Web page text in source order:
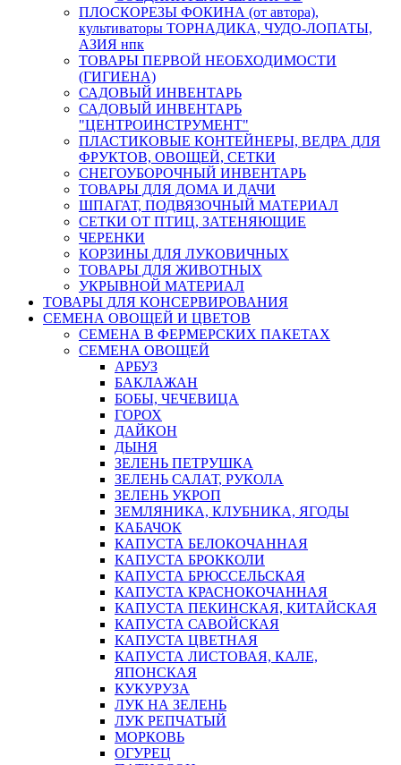
ПЛОСКОРЕЗЫ ФОКИНА (от автора),
культиваторы ТОРНАДИКА, ЧУДО-ЛОПАТЫ,
АЗИЯ нпк
ТОВАРЫ ПЕРВОЙ НЕОБХОДИМОСТИ
(ГИГИЕНА)
САДОВЫЙ ИНВЕНТАРЬ
САДОВЫЙ ИНВЕНТАРЬ
"ЦЕНТРОИНСТРУМЕНТ"
ПЛАСТИКОВЫЕ КОНТЕЙНЕРЫ, ВЕДРА ДЛЯ
ФРУКТОВ, ОВОЩЕЙ, СЕТКИ
СНЕГОУБОРОЧНЫЙ ИНВЕНТАРЬ
ТОВАРЫ ДЛЯ ДОМА И ДАЧИ
ШПАГАТ, ПОДВЯЗОЧНЫЙ МАТЕРИАЛ
СЕТКИ ОТ ПТИЦ, ЗАТЕНЯЮЩИЕ
ЧЕРЕНКИ
КОРЗИНЫ ДЛЯ ЛУКОВИЧНЫХ
ТОВАРЫ ДЛЯ ЖИВОТНЫХ
УКРЫВНОЙ МАТЕРИАЛ
ТОВАРЫ ДЛЯ КОНСЕРВИРОВАНИЯ
СЕМЕНА ОВОЩЕЙ И ЦВЕТОВ
СЕМЕНА В ФЕРМЕРСКИХ ПАКЕТАХ
СЕМЕНА ОВОЩЕЙ
АРБУЗ
БАКЛАЖАН
БОБЫ, ЧЕЧЕВИЦА
ГОРОХ
ДАЙКОН
ДЫНЯ
ЗЕЛЕНЬ ПЕТРУШКА
ЗЕЛЕНЬ САЛАТ, РУКОЛА
ЗЕЛЕНЬ УКРОП
ЗЕМЛЯНИКА, КЛУБНИКА, ЯГОДЫ
КАБАЧОК
КАПУСТА БЕЛОКОЧАННАЯ
КАПУСТА БРОККОЛИ
КАПУСТА БРЮССЕЛЬСКАЯ
КАПУСТА КРАСНОКОЧАННАЯ
КАПУСТА ПЕКИНСКАЯ, КИТАЙСКАЯ
КАПУСТА САВОЙСКАЯ
КАПУСТА ЦВЕТНАЯ
КАПУСТА ЛИСТОВАЯ, КАЛЕ,
ЯПОНСКАЯ
КУКУРУЗА
ЛУК НА ЗЕЛЕНЬ
ЛУК РЕПЧАТЫЙ
МОРКОВЬ
ОГУРЕЦ